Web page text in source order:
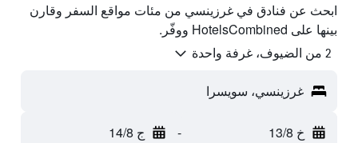
ابحث عن فنادق في غرزينسي من مئات مواقع السفر وقارن
بينها على HotelsCombined ووفّر.
2 من الضيوف، غرفة واحدة
غرزينسي، سويسرا
خ 13/8 - ج 14/8